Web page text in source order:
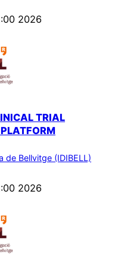
2026
TRIAL
de Bellvitge (IDIBELL)
2026